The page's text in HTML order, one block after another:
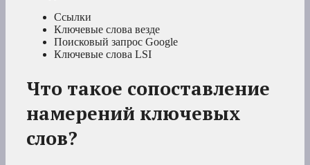
Ссылки
Ключевые слова везде
Поисковый запрос Google
Ключевые слова LSI
Что такое сопоставление
намерений ключевых
слов?